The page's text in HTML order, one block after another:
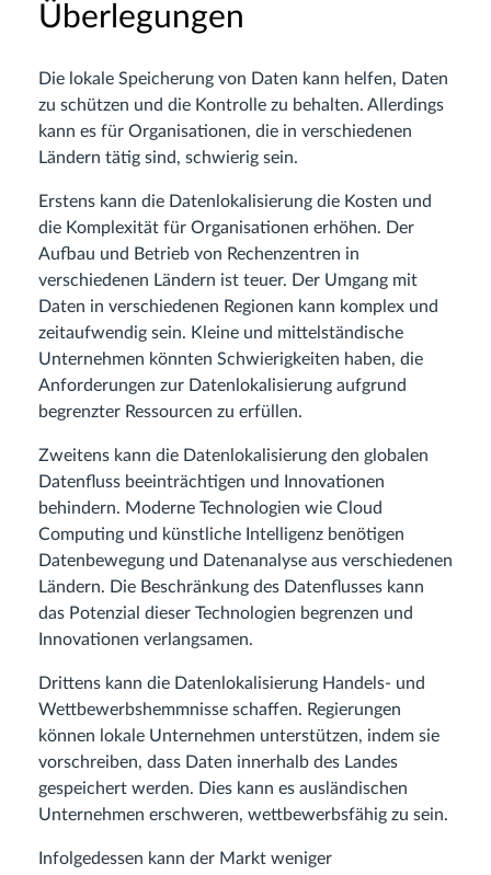
Überlegungen
Die lokale Speicherung von Daten kann helfen, Daten
zu schützen und die Kontrolle zu behalten. Allerdings
kann es für Organisationen, die in verschiedenen
Ländern tätig sind, schwierig sein.
Erstens kann die Datenlokalisierung die Kosten und
die Komplexität für Organisationen erhöhen. Der
Aufbau und Betrieb von Rechenzentren in
verschiedenen Ländern ist teuer. Der Umgang mit
Daten in verschiedenen Regionen kann komplex und
zeitaufwendig sein. Kleine und mittelständische
Unternehmen könnten Schwierigkeiten haben, die
Anforderungen zur Datenlokalisierung aufgrund
begrenzter Ressourcen zu erfüllen.
Zweitens kann die Datenlokalisierung den globalen
Datenfluss beeinträchtigen und Innovationen
behindern. Moderne Technologien wie Cloud
Computing und künstliche Intelligenz benötigen
Datenbewegung und Datenanalyse aus verschiedenen
Ländern. Die Beschränkung des Datenflusses kann
das Potenzial dieser Technologien begrenzen und
Innovationen verlangsamen.
Drittens kann die Datenlokalisierung Handels- und
Wettbewerbshemmnisse schaffen. Regierungen
können lokale Unternehmen unterstützen, indem sie
vorschreiben, dass Daten innerhalb des Landes
gespeichert werden. Dies kann es ausländischen
Unternehmen erschweren, wettbewerbsfähig zu sein.
Infolgedessen kann der Markt weniger